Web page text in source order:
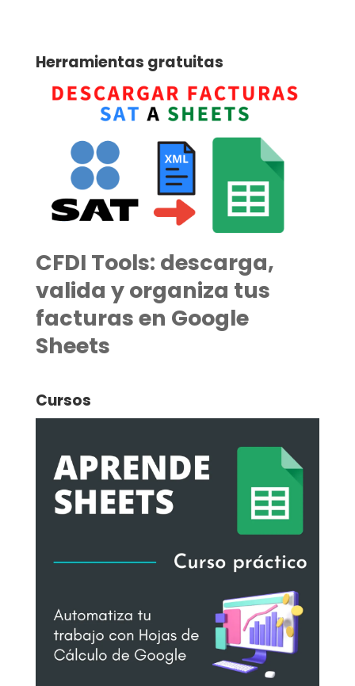
Herramientas gratuitas
CFDI Tools: descarga,
valida y organiza tus
facturas en Google
Sheets
Cursos